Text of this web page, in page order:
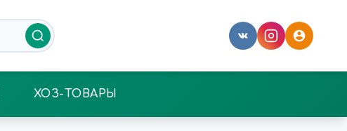
ХОЗ-ТОВАРЫ